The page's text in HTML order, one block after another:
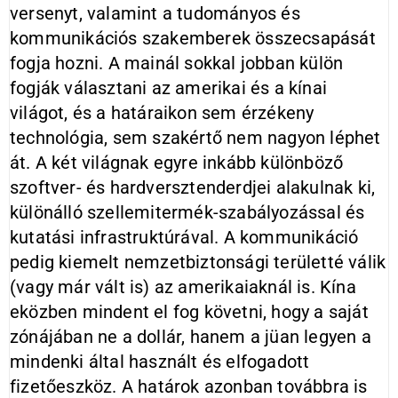
versenyt, valamint a tudományos és
kommunikációs szakemberek összecsapását
fogja hozni. A mainál sokkal jobban külön
fogják választani az amerikai és a kínai
világot, és a határaikon sem érzékeny
technológia, sem szakértő nem nagyon léphet
át. A két világnak egyre inkább különböző
szoftver- és hardversztenderdjei alakulnak ki,
különálló szellemitermék-szabályozással és
kutatási infrastruktúrával. A kommunikáció
pedig kiemelt nemzetbiztonsági területté válik
(vagy már vált is) az amerikaiaknál is. Kína
eközben mindent el fog követni, hogy a saját
zónájában ne a dollár, hanem a jüan legyen a
mindenki által használt és elfogadott
fizetőeszköz. A határok azonban továbbra is